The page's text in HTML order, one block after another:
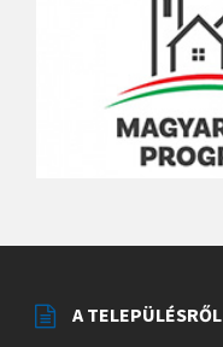
A TELEPÜLÉSRŐL